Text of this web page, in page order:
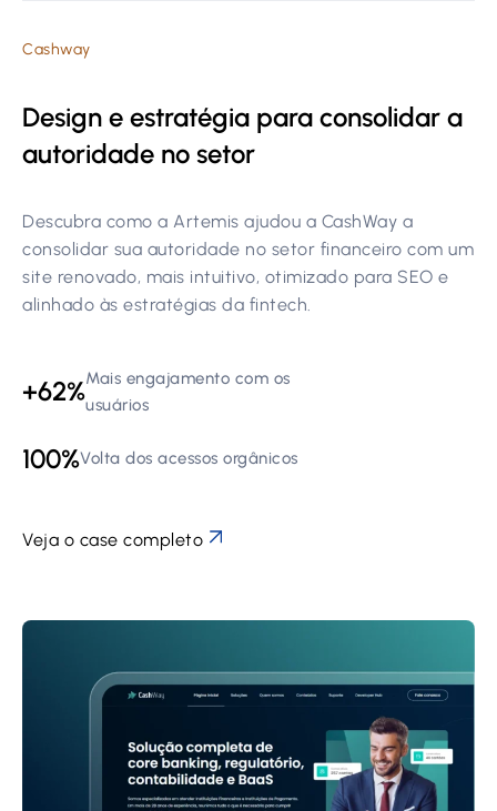
Cashway
Design e estratégia para consolidar a
autoridade no setor
Descubra como a Artemis ajudou a CashWay a
consolidar sua autoridade no setor financeiro com um
site renovado, mais intuitivo, otimizado para SEO e
alinhado às estratégias da fintech.
+62%Mais engajamento com os
usuários
100%Volta dos acessos orgânicos
Veja o case completo